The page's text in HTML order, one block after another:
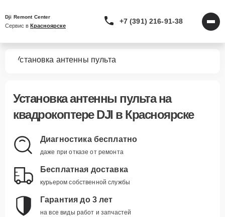
Dji Remont Center
Сервис в Красноярске
+7 (391) 216-91-38
Установка антенны пульта
Установка антенны пультана
квадрокоптере DJI в Красноярске
Диагностика бесплатно
даже при отказе от ремонта
Бесплатная доставка
курьером собственной службы
Гарантия до 3 лет
на все виды работ и запчастей